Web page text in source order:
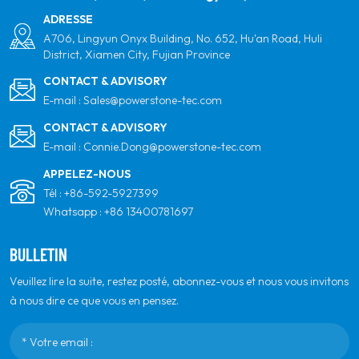
ADRESSE
A706, Lingyun Onyx Building, No. 652, Hu'an Road, Huli
District, Xiamen City, Fujian Province
CONTACT & ADVISORY
E-mail : Sales@powerstone-tec.com
CONTACT & ADVISORY
E-mail : Connie.Dong@powerstone-tec.com
APPELEZ-NOUS
Tél : +86-592-5927399
Whatsapp : +86 13400781697
BULLETIN
Veuillez lire la suite, restez posté, abonnez-vous et nous vous invitons
à nous dire ce que vous en pensez.